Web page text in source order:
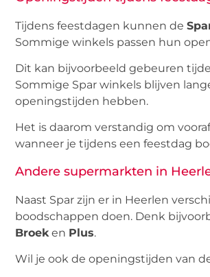
Tijdens feestdagen kunnen de
Sommige winkels passen hun
Dit kan bijvoorbeeld gebeuren
Sommige Spar winkels blijven
openingstijden hebben.
Het is daarom verstandig om
wanneer je tijdens een feestdag
Andere supermarkten in
Naast Spar zijn er in Heerlen
boodschappen doen. Denk
Broeken Plus.
Wil je ook de openingstijden van